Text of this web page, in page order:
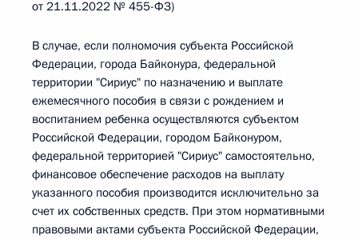
от 21.11.2022 № 455-ФЗ)
В случае, если полномочия субъекта Российской
Федерации, города Байконура, федеральной
территории "Сириус" по назначению и выплате
ежемесячного пособия в связи с рождением и
воспитанием ребенка осуществляются субъектом
Российской Федерации, городом Байконуром,
федеральной территорией "Сириус" самостоятельно,
финансовое обеспечение расходов на выплату
указанного пособия производится исключительно за
счет их собственных средств. При этом нормативными
правовыми актами субъекта Российской Федерации,